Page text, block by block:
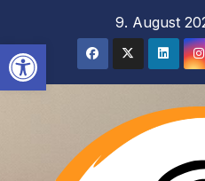
springen
9. August